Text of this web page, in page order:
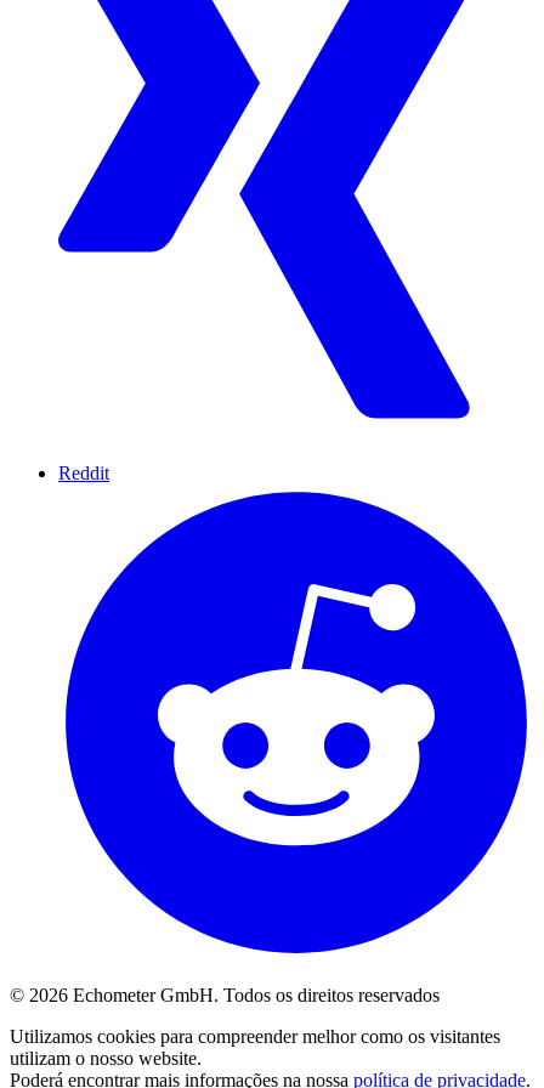
Reddit
© 2026 Echometer GmbH. Todos os direitos reservados
Utilizamos cookies para compreender melhor como os visitantes
utilizam o nosso website.
Poderá encontrar mais informações na nossa política de privacidade.